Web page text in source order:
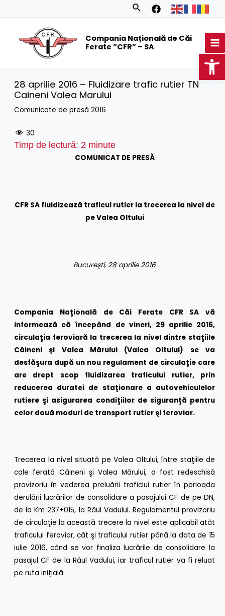
Search
Compania Națională de Căi
Ferate ”CFR” – SA
28 aprilie 2016 – Fluidizare trafic rutier TN
Caineni Valea Marului
Comunicate de presă 2016
30
Timp de lectură: 2 minute
COMUNICAT DE PRESĂ
CFR SA fluidizează traficul rutier la trecerea la nivel de
pe Valea Oltului
Bucureşti, 28 aprilie 2016
Compania Naţională de Căi Ferate CFR SA vă
informează că începând de vineri, 29 aprilie 2016,
circulaţia feroviară la trecerea la nivel dintre staţiile
Câineni şi Valea Mărului (Valea Oltului) se va
desfăşura după un nou regulament de circulaţie care
are drept scop fluidizarea traficului rutier, prin
reducerea duratei de staţionare a autovehiculelor
rutiere şi asigurarea condiţiilor de siguranţă pentru
celor două moduri de transport rutier şi feroviar.
Trecerea la nivel situată pe Valea Oltului, între staţiile de
cale ferată Câineni şi Valea Mărului, a fost redeschisă
provizoriu în vederea preluării traficlui rutier în perioada
derulării lucrărilor de consolidare a pasajului CF de pe DN,
de la Km 237+015, la Râul Vadului. Regulamentul provizoriu
de circulaţie la această trecere la nivel este aplicabil atât
traficului feroviar, cât şi traficului rutier până la data de 15
iulie 2016, când se vor finaliza lucrările de consolidare la
pasajul CF de la Râul Vadului, iar traficul rutier va fi reluat
pe ruta iniţială.